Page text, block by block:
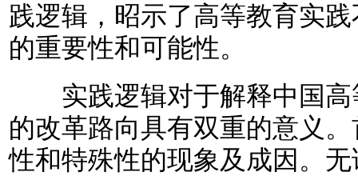
践逻辑，昭示了高等教育实
的重要性和可能性。
实践逻辑对于解释中国高
的改革路向具有双重的意义
性和特殊性的现象及成因。